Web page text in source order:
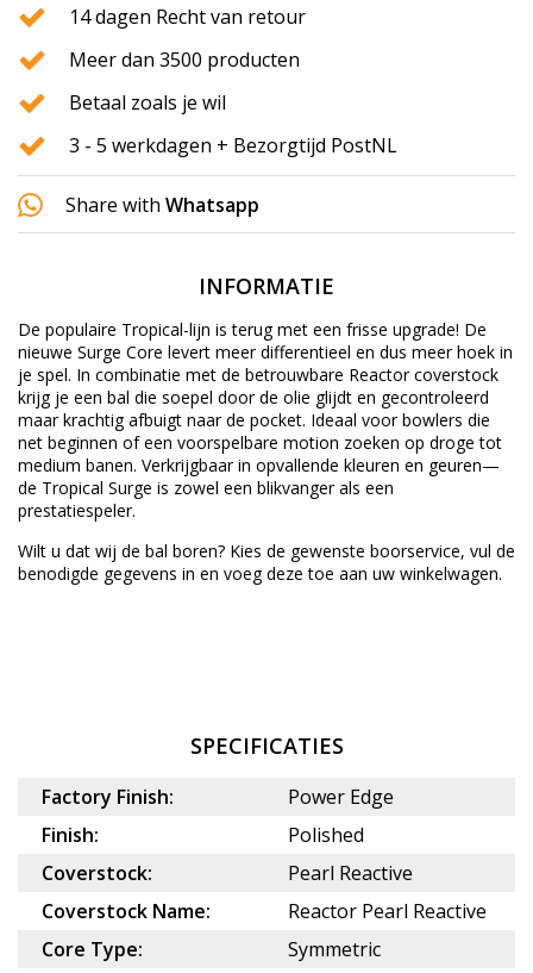
14 dagen Recht van retour
Meer dan 3500 producten
Betaal zoals je wil
3 - 5 werkdagen + Bezorgtijd PostNL
Share with Whatsapp
INFORMATIE
De populaire Tropical-lijn is terug met een frisse upgrade! De
nieuwe Surge Core levert meer differentieel en dus meer hoek in
je spel. In combinatie met de betrouwbare Reactor coverstock
krijg je een bal die soepel door de olie glijdt en gecontroleerd
maar krachtig afbuigt naar de pocket. Ideaal voor bowlers die
net beginnen of een voorspelbare motion zoeken op droge tot
medium banen. Verkrijgbaar in opvallende kleuren en geuren—
de Tropical Surge is zowel een blikvanger als een
prestatiespeler.
Wilt u dat wij de bal boren? Kies de gewenste boorservice, vul de
benodigde gegevens in en voeg deze toe aan uw winkelwagen.
SPECIFICATIES
Factory Finish:
Power Edge
Finish:
Polished
Coverstock:
Pearl Reactive
Coverstock Name:
Reactor Pearl Reactive
Core Type:
Symmetric